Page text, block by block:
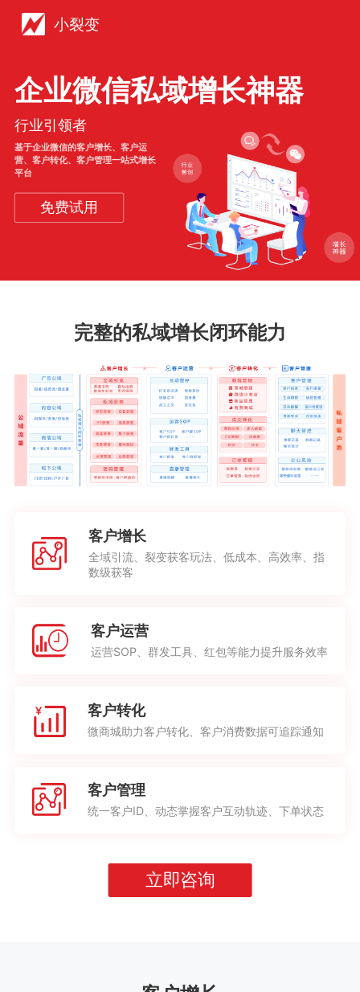
小裂变
企业微信私域增长神器
行业引领者
基于企业微信的客户增长、客户运
营、客户转化、客户管理一站式增长
平台
免费试用
完整的私域增长闭环能力
客户增长
全域引流、裂变获客玩法、低成本、高效率、指
数级获客
客户运营
运营SOP、群发工具、红包等能力提升服务效率
客户转化
微商城助力客户转化、客户消费数据可追踪通知
客户管理
统一客户ID、动态掌握客户互动轨迹、下单状态
立即咨询